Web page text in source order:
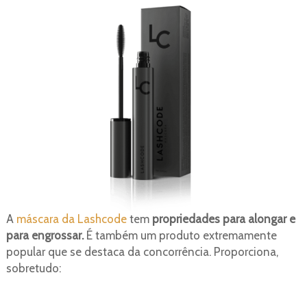
A máscara da Lashcode tempropriedades para alongar e
para engrossar.É também um produto extremamente
popular que se destaca da concorrência. Proporciona,
sobretudo: